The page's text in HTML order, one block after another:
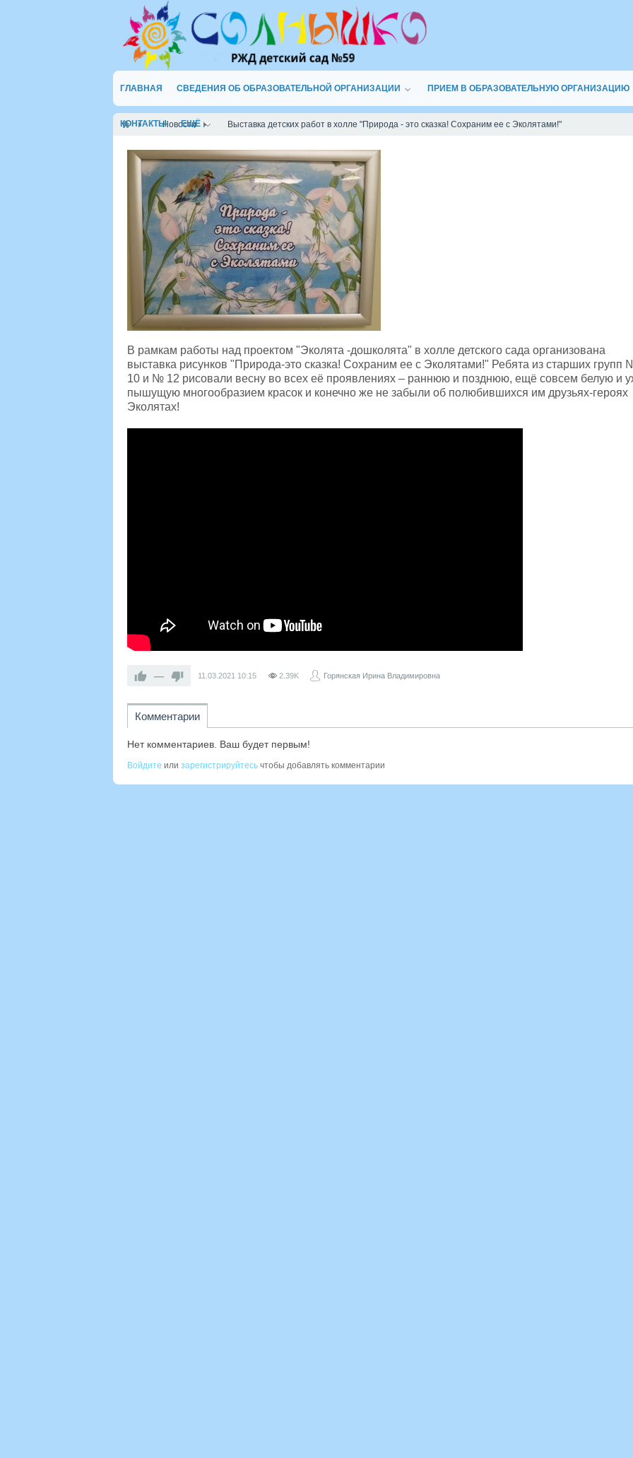
ГЛАВНАЯ СВЕДЕНИЯ ОБ ОБРАЗОВАТЕЛЬНОЙ ОРГАНИЗАЦИИ ПРИЕМ В ОБРАЗОВАТЕЛЬНУЮ ОРГАНИЗАЦИЮ
КОНТАКТЫ ЕЩЁ
Новости Выставка детских работ в холле "Природа - это сказка! Сохраним ее с Эколятами!"
В рамкам работы над проектом "Эколята -дошколята" в холле детского сада организована
выставка рисунков "Природа-это сказка! Сохраним ее с Эколятами!" Ребята из старших групп
10 и № 12 рисовали весну во всех её проявлениях – раннюю и позднюю, ещё совсем белую и
пышущую многообразием красок и конечно же не забыли об полюбившихся им друзьях-героях
Эколятах!
— 11.03.2021 10:15 2.39K Горянская Ирина Владимировна
Комментарии
Нет комментариев. Ваш будет первым!
Войдите или зарегистрируйтесь чтобы добавлять комментарии